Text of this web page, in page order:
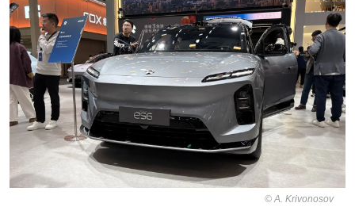
A. Krivonosov